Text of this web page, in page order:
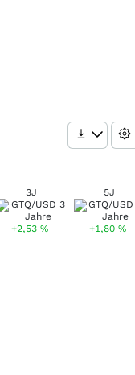
3J
+2,53%
5J
+1,80 %